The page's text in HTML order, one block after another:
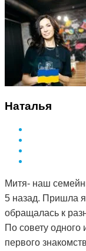
Наталья
Митя- наш
5 назад. Пришла я
обращалась к
По совету одного
первого